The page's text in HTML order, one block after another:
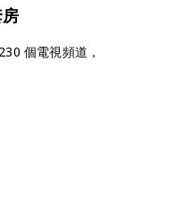
個電視頻道，